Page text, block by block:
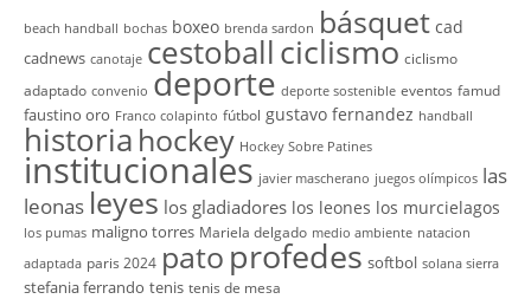
beach handball bochas boxeo brenda sardon básquet cad
cadnews canotaje cestoballciclismo ciclismo
adaptado convenio deporte deporte sostenible eventos famud
faustino oro Franco colapinto fútbol gustavo fernandez handball
historia hockey Hockey Sobre Patines
institucionales javier mascherano juegos olímpicos las
leonas leyes los gladiadores los leones los murcielagos
los pumas maligno torres Mariela delgado medio ambiente natacion
adaptada paris 2024 pato profedes softbol solana sierra
stefania ferrando tenis tenis de mesa